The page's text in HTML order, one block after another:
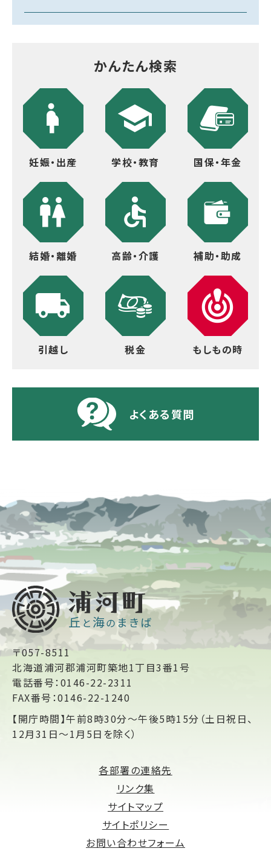
かんたん検索
妊娠・出産 学校・教育 国保・年金
結婚・離婚 高齢・介護 補助・助成
引越し 税金 もしもの時
よくある質問
〒057-8511
北海道浦河郡浦河町築地1丁目3番1号
電話番号：0146-22-2311
FAX番号：0146-22-1240
【開庁時間】午前8時30分～午後5時15分（土日祝日、
12月31日～1月5日を除く）
各部署の連絡先
リンク集
サイトマップ
サイトポリシー
お問い合わせフォーム